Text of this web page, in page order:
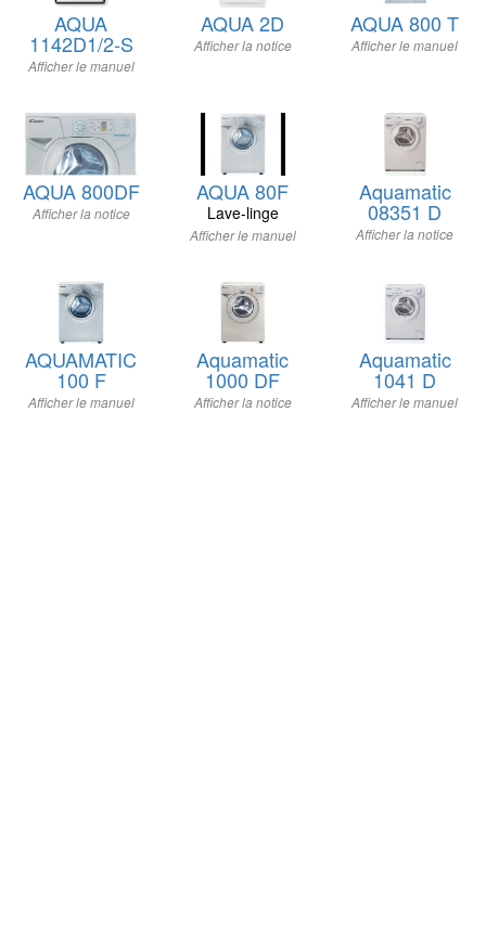
AQUA
1142D1/2-S
Afficher le manuel
AQUA 2D
Afficher la notice
AQUA 800 T
Afficher le manuel
AQUA 800DF
Afficher la notice
AQUA 80F
Lave-linge
Afficher le manuel
Aquamatic
08351 D
Afficher la notice
AQUAMATIC
100 F
Afficher le manuel
Aquamatic
1000 DF
Afficher la notice
Aquamatic
1041 D
Afficher le manuel